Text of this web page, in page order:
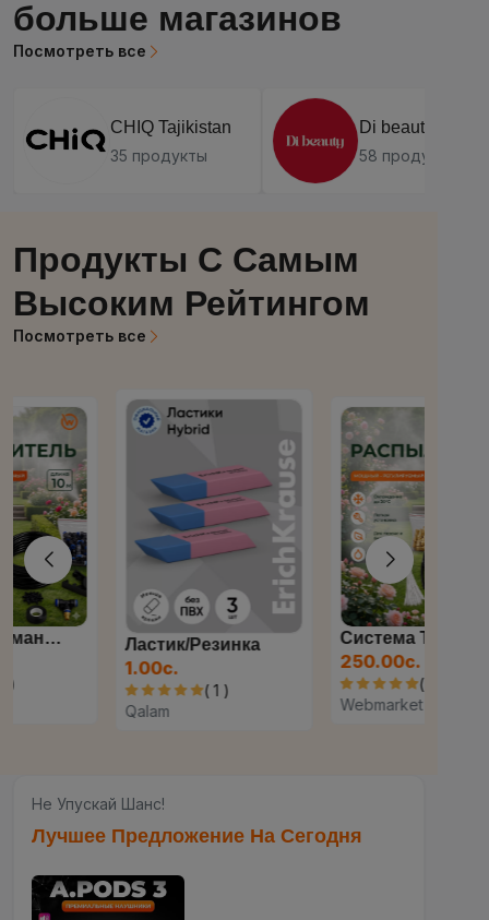
больше магазинов
Посмотреть все
CHIQ Tajikistan
35 продукты
Di beauty
58 продукты
Продукты С Самым
Высоким Рейтингом
Посмотреть все
Ластик/резинка
( 1 )
Система Туманообразования...
( 1 )
Не Упускай Шанс!
Лучшее Предложение На Сегодня